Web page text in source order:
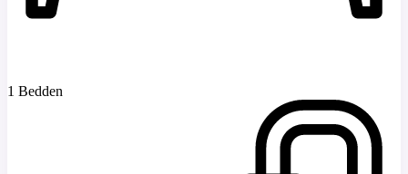
1 Bedden